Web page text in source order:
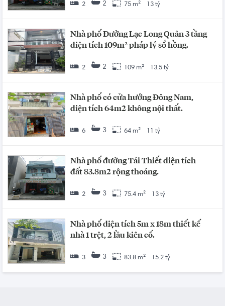
2 2 75 m² 13 tỷ
Nhà phố Đường Lạc Long Quân 3 tầng
diện tích 109m² pháp lý sổ hồng.
2 2 109 m² 13.5 tỷ
Nhà phố có cửa hướng Đông Nam,
diện tích 64m2 không nội thất.
6 3 64 m² 11 tỷ
Nhà phố đường Tái Thiết diện tích
đất 83.8m2 rộng thoáng.
2 3 75.4 m² 13 tỷ
Nhà phố diện tích 5m x 18m thiết kế
nhà 1 trệt, 2 lầu kiên cố.
3 3 83.8 m² 15.2 tỷ